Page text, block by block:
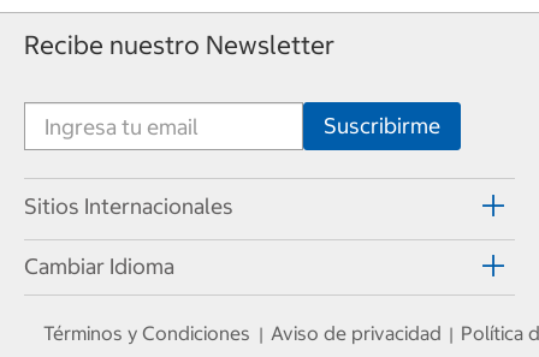
Recibe nuestro Newsletter
Sitios Internacionales
Cambiar Idioma
Términos y Condiciones | Aviso de privacidad | Política